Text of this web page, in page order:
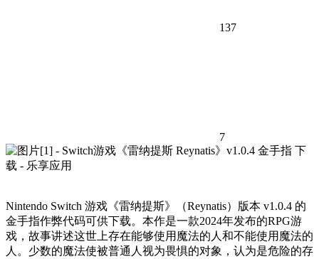
137
7
Nintendo Switch 游戏《雷纳提斯》（Reynatis）版本 v1.0.4 的
金手指作弊代码可供下载。本作是一款2024年发布的RPG游
戏，故事讲述这世上存在能够使用魔法的人和不能使用魔法的
人。少数的魔法使被普通人视为畏惧的对象，认为是危险的存